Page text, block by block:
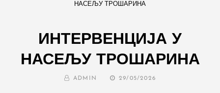
НАСЕЉУ ТРОШАРИНА
ИНТЕРВЕНЦИЈА У
НАСЕЉУ ТРОШАРИНА
BY ADMIN
POSTED
29/05/2026